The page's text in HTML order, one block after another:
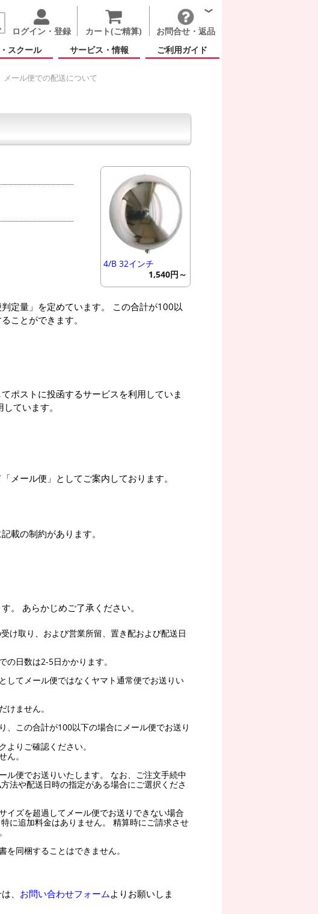
ログイン・登録 カート(ご精算)
お問合せ・返品
スクール サービス・情報 ご利用ガイド
メール便での配送について
4/B 32インチ
1,540円～
定量」を定めています。 この合計が100以
ことができます。
ポストに投函するサービスを利用していま
ています。
メール便」としてご案内しております。
載の制約があります。
。 あらかじめご了承ください。
け取り、および営業所留、置き配および配送日
の日数は2-5日かかります。
してメール便ではなくヤマト通常便でお送りい
けません。
、この合計が100以下の場合にメール便でお送り
りご確認ください。
ん。
ル便でお送りいたします。 なお、ご注文手続中
法や配送日時の指定がある場合にご選択くださ
イズを超過してメール便でお送りできない場合
に追加料金はありません。 精算時にご請求させ
同梱することはできません。
、 お問い合わせフォームよりお願いしま